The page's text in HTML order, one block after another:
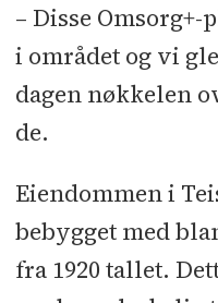
– Disse
i området og vi
dagen nøkkelen
de.
Eiendommen i
bebygget med
fra 1920 tallet.